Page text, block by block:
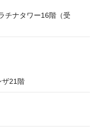
チナタワー16階（受
ザ21階